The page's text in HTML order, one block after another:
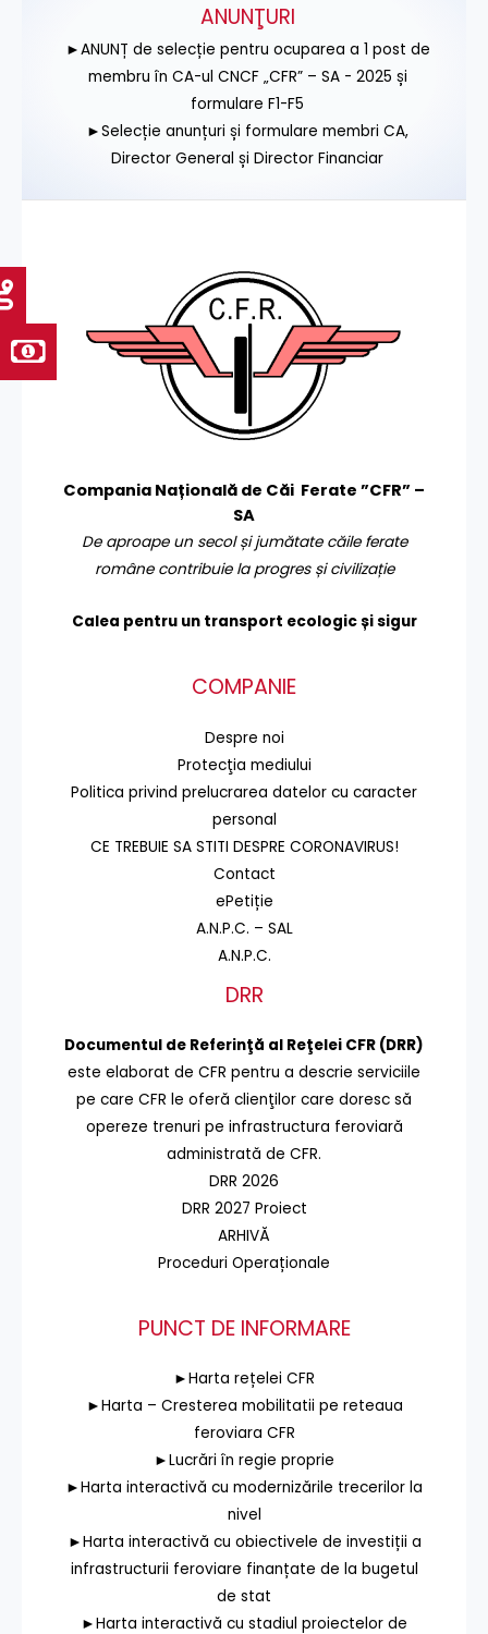
ANUNŢURI
►ANUNȚ de selecție pentru ocuparea a 1 post de
membru în CA-ul CNCF „CFR” – SA - 2025 și
formulare F1-F5
►Selecție anunțuri și formulare membri CA,
Director General și Director Financiar
Compania Națională de Căi Ferate ”CFR” –
SA
De aproape un secol și jumătate căile ferate
române contribuie la progres și civilizație
Calea pentru un transport ecologic și sigur
COMPANIE
Despre noi
Protecţia mediului
Politica privind prelucrarea datelor cu caracter
personal
CE TREBUIE SA STITI DESPRE CORONAVIRUS!
Contact
ePetiție
A.N.P.C. – SAL
A.N.P.C.
DRR
Documentul de Referinţă al Reţelei CFR (DRR)
este elaborat de CFR pentru a descrie serviciile
pe care CFR le oferă clienţilor care doresc să
opereze trenuri pe infrastructura feroviară
administrată de CFR.
DRR 2026
DRR 2027 Proiect
ARHIVĂ
Proceduri Operaționale
PUNCT DE INFORMARE
►Harta rețelei CFR
►Harta – Cresterea mobilitatii pe reteaua
feroviara CFR
►Lucrări în regie proprie
►Harta interactivă cu modernizările trecerilor la
nivel
►Harta interactivă cu obiectivele de investiții a
infrastructurii feroviare finanțate de la bugetul
de stat
►Harta interactivă cu stadiul proiectelor de